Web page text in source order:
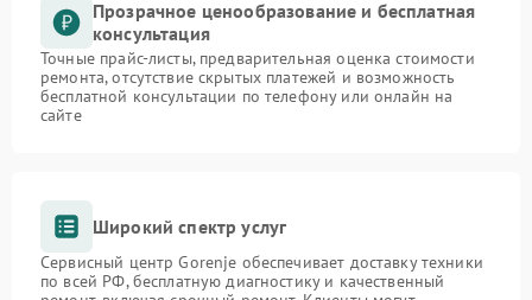
Прозрачное ценообразование и бесплатная
консультация
Точные прайс-листы, предварительная оценка стоимости
ремонта, отсутствие скрытых платежей и возможность
бесплатной консультации по телефону или онлайн на
сайте
Широкий спектр услуг
Сервисный центр Gorenje обеспечивает доставку техники
по всей РФ, бесплатную диагностику и качественный